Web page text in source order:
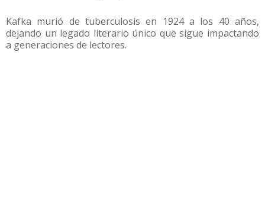
Kafka murió de tuberculosis en 1924 a los 40 años,
dejando un legado literario único que sigue impactando
a generaciones de lectores.